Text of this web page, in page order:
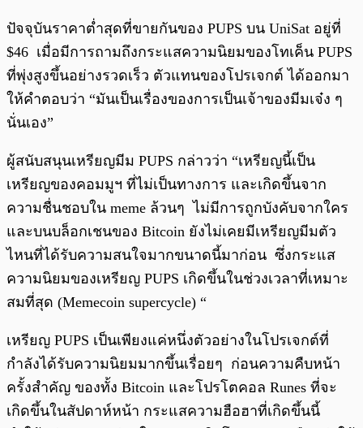
ปัจจุบันราคาต่ำสุดที่ขายกันของ PUPS บน UniSat อยู่ที่
$46 เมื่อมีการถามถึงกระแสความนิยมของโทเค็น PUPS
ที่พุ่งสูงขึ้นอย่างรวดเร็ว ตัวแทนของโปรเจกต์ ได้ออกมา
ให้คำตอบว่า “มันเป็นเรื่องของการเป็นเจ้าของมีมเจ๋ง ๆ
นั่นเอง”
ผู้สนับสนุนเหรียญมีม PUPS กล่าวว่า “เหรียญนี้เป็น
เหรียญของคอมมูฯ ที่ไม่เป็นทางการ และเกิดขึ้นจาก
ความชื่นชอบใน meme ล้วนๆ ไม่มีการถูกบังคับจากใคร
และบนบล็อกเชนของ Bitcoin ยังไม่เคยมีเหรียญมีมตัว
ไหนที่ได้รับความสนใจมากขนาดนี้มาก่อน ซึ่งกระแส
ความนิยมของเหรียญ PUPS เกิดขึ้นในช่วงเวลาที่เหมาะ
สมที่สุด (Memecoin supercycle) “
เหรียญ PUPS เป็นเพียงแค่หนึ่งตัวอย่างในโปรเจกต์ที่
กำลังได้รับความนิยมมากขึ้นเรื่อยๆ ก่อนความคืบหน้า
ครั้งสำคัญ ของทั้ง Bitcoin และโปรโตคอล Runes ที่จะ
เกิดขึ้นในสัปดาห์หน้า กระแสความฮือฮาที่เกิดขึ้นนี้